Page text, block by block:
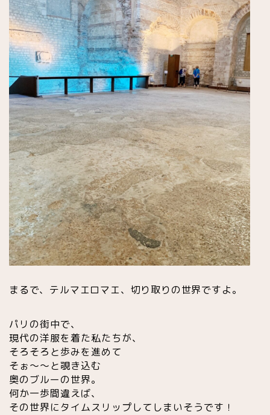
まるで、テルマエロマエ、切り取りの世界ですよ。
パリの街中で、
現代の洋服を着た私たちが、
そろそろと歩みを進めて
そぉ〜〜と覗き込む
奥のブルーの世界。
何か一歩間違えば、
その世界にタイムスリップしてしまいそうです！